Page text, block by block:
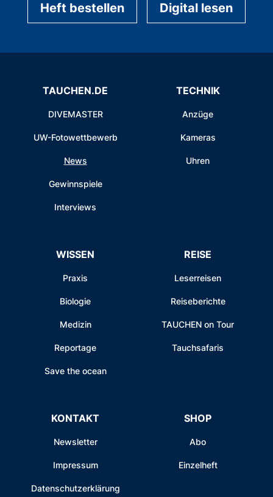
Heft bestellen Digital lesen
TAUCHEN.DE
DIVEMASTER
UW-Fotowettbewerb
News
Gewinnspiele
Interviews
TECHNIK
Anzüge
Kameras
Uhren
WISSEN
Praxis
Biologie
Medizin
Reportage
Save the ocean
REISE
Leserreisen
Reiseberichte
TAUCHEN on Tour
Tauchsafaris
KONTAKT
Newsletter
Impressum
Datenschutzerklärung
SHOP
Abo
Einzelheft